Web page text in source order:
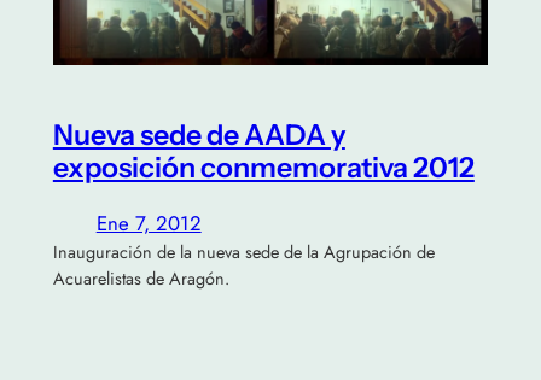
Nueva sede de AADA y
exposición conmemorativa 2012
Ene 7, 2012
Inauguración de la nueva sede de la Agrupación de
Acuarelistas de Aragón.